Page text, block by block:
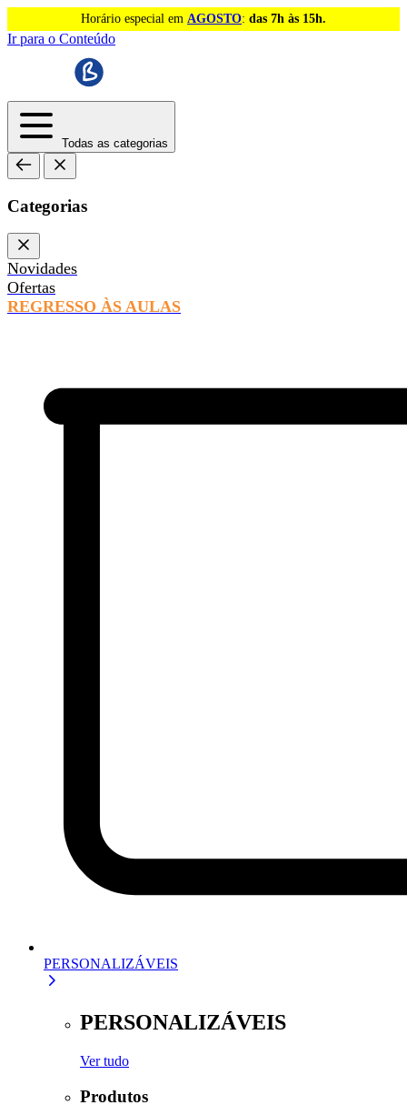
Horário especial em AGOSTO: das 7h às 15h.
Ir para o Conteúdo
Todas as categorias
Categorias
Novidades
Ofertas
REGRESSO ÀS AULAS
PERSONALIZÁVEIS
PERSONALIZÁVEIS
Ver tudo
Produtos